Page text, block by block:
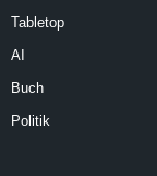
Tabletop
AI
Buch
Politik